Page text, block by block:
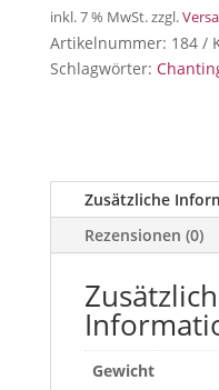
inkl. 7 % MwSt.zzgl.
Artikelnummer: 184
Schlagwörter:
Zusätzliche
Rezensionen (0)
Gewicht